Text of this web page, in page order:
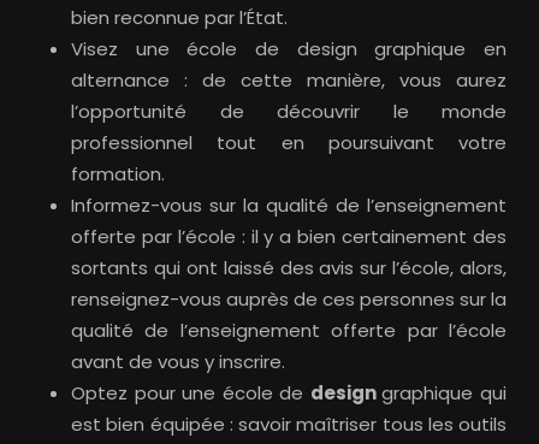
bien reconnue par l’État.
Visez une école de design graphique en
alternance : de cette manière, vous aurez
l’opportunité de découvrir le monde
professionnel tout en poursuivant votre
formation.
Informez-vous sur la qualité de l’enseignement
offerte par l’école : il y a bien certainement des
sortants qui ont laissé des avis sur l’école, alors,
renseignez-vous auprès de ces personnes sur la
qualité de l’enseignement offerte par l’école
avant de vous y inscrire.
Optez pour une école de designgraphique qui
est bien équipée : savoir maîtriser tous les outils